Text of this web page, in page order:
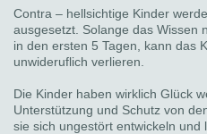
Contra – hellsichtige Kinder
ausgesetzt. Solange das Wissen
in den ersten 5 Tagen, kann das
unwideruflich verlieren.
Die Kinder haben wirklich Glück
Unterstützung und Schutz von
sie sich ungestört entwickeln und